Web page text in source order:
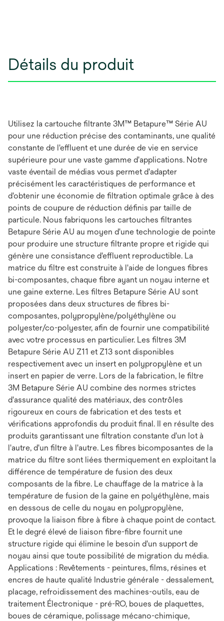
Détails du produit
Utilisez la cartouche filtrante 3M™ Betapure™ Série AU
pour une réduction précise des contaminants, une qualité
constante de l'effluent et une durée de vie en service
supérieure pour une vaste gamme d'applications. Notre
vaste éventail de médias vous permet d'adapter
précisément les caractéristiques de performance et
d'obtenir une économie de filtration optimale grâce à des
points de coupure de réduction définis par taille de
particule. Nous fabriquons les cartouches filtrantes
Betapure Série AU au moyen d'une technologie de pointe
pour produire une structure filtrante propre et rigide qui
génère une consistance d'effluent reproductible. La
matrice du filtre est construite à l'aide de longues fibres
bi-composantes, chaque fibre ayant un noyau interne et
une gaine externe. Les filtres Betapure Série AU sont
proposées dans deux structures de fibres bi-
composantes, polypropylène/polyéthylène ou
polyester/co-polyester, afin de fournir une compatibilité
avec votre processus en particulier. Les filtres 3M
Betapure Série AU Z11 et Z13 sont disponibles
respectivement avec un insert en polypropylène et un
insert en papier de verre. Lors de la fabrication, le filtre
3M Betapure Série AU combine des normes strictes
d'assurance qualité des matériaux, des contrôles
rigoureux en cours de fabrication et des tests et
vérifications approfondis du produit final. Il en résulte des
produits garantissant une filtration constante d'un lot à
l'autre, d'un filtre à l'autre. Les fibres bicomposantes de la
matrice du filtre sont liées thermiquement en exploitant la
différence de température de fusion des deux
composants de la fibre. Le chauffage de la matrice à la
température de fusion de la gaine en polyéthylène, mais
en dessous de celle du noyau en polypropylène,
provoque la liaison fibre à fibre à chaque point de contact.
Et le degré élevé de liaison fibre-fibre fournit une
structure rigide qui élimine le besoin d'un support de
noyau ainsi que toute possibilité de migration du média.
Applications : Revêtements - peintures, films, résines et
encres de haute qualité Industrie générale - dessalement,
placage, refroidissement des machines-outils, eau de
traitement Électronique - pré-RO, boues de plaquettes,
boues de céramique, polissage mécano-chimique,